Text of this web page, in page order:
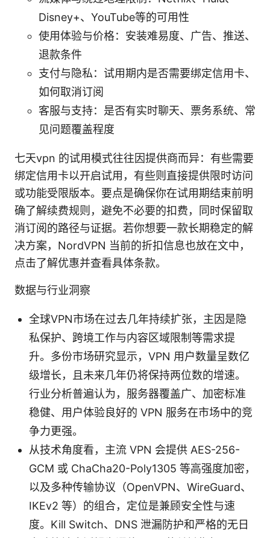
Disney+、YouTube等的可用性
使用体验与价格：安装难易度、广告、推送、
退款条件
支付与隐私：试用期内是否需要绑定信用卡、
如何取消订阅
客服与支持：是否有实时聊天、票务系统、常
见问题覆盖程度
七天vpn 的试用模式往往因提供商而异：有些需要
绑定信用卡以开启试用，有些则直接提供限时访问
或功能受限版本。要点是确保你在试用期结束前明
确了解续费规则，避免不必要的扣费，同时保留取
消订阅的路径与证据。若你想要一款长期稳定的解
决方案，NordVPN 当前的折扣信息也放在文中，
点击了解优惠并查看具体条款。
数据与行业洞察
全球VPN市场在过去几年持续扩张，主因是隐
私保护、跨境工作与内容区域限制等需求提
升。多份市场研究显示，VPN 用户数量呈数亿
级增长，且未来几年仍将保持两位数的增速。
行业分析普遍认为，服务器覆盖广、加密标准
稳健、用户体验良好的 VPN 服务在市场中的竞
争力更强。
从技术角度看，主流 VPN 会提供 AES-256-
GCM 或 ChaCha20-Poly1305 等高强度加密，
以及多种传输协议（OpenVPN、WireGuard、
IKEv2 等）的组合，定位是兼顾安全性与速
度。Kill Switch、DNS 泄漏防护和严格的无日